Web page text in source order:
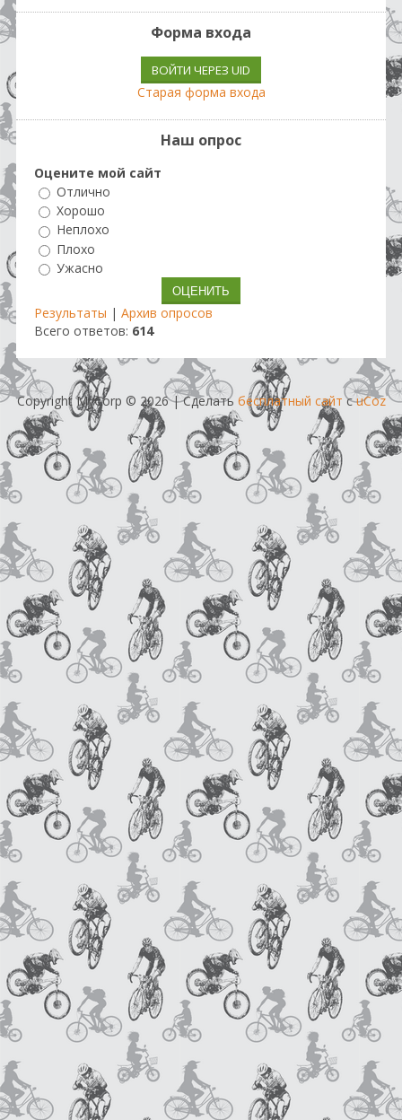
Форма входа
ВОЙТИ ЧЕРЕЗ UID
Старая форма входа
Наш опрос
Оцените мой сайт
Отлично
Хорошо
Неплохо
Плохо
Ужасно
Результаты | Архив опросов
Всего ответов: 614
Copyright MyCorp © 2026|Сделать бесплатный сайтсuCoz